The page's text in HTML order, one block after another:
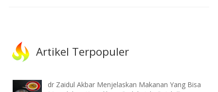
Artikel Terpopuler
dr Zaidul Akbar Menjelaskan Makanan Yang Bisa